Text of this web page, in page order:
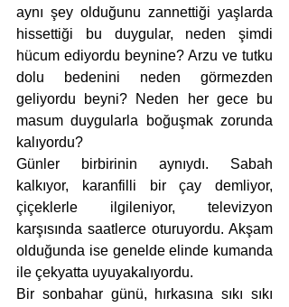
aynı şey olduğunu zannettiği yaşlarda
hissettiği bu duygular, neden şimdi
hücum ediyordu beynine? Arzu ve tutku
dolu bedenini neden görmezden
geliyordu beyni? Neden her gece bu
masum duygularla boğuşmak zorunda
kalıyordu?
Günler birbirinin aynıydı. Sabah
kalkıyor, karanfilli bir çay demliyor,
çiçeklerle ilgileniyor, televizyon
karşısında saatlerce oturuyordu. Akşam
olduğunda ise genelde elinde kumanda
ile çekyatta uyuyakalıyordu.
Bir sonbahar günü, hırkasına sıkı sıkı